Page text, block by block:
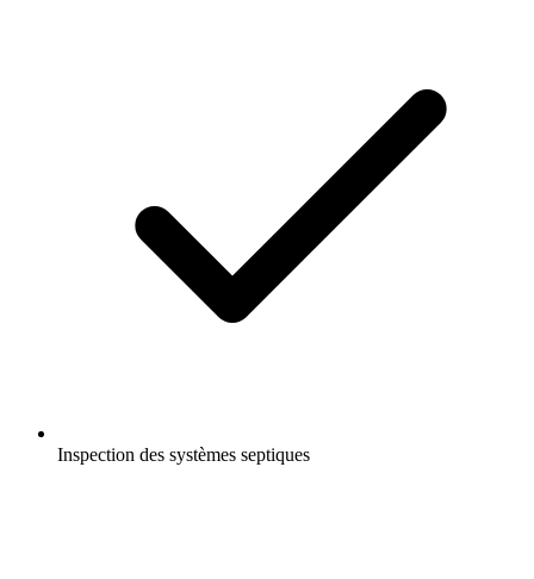
Inspection des systèmes septiques